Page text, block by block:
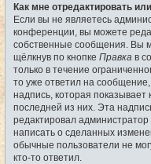
Как мне отредактировать
Если вы не являетесь
конференции, вы можете
собственные сообщения. Вы
щёлкнув по кнопке Правка в
только в течение
то уже ответил на
надпись, которая показывает
последней из них. Эта
редактировал
написать о сделанных
обычные пользователи не
кто-то ответил.